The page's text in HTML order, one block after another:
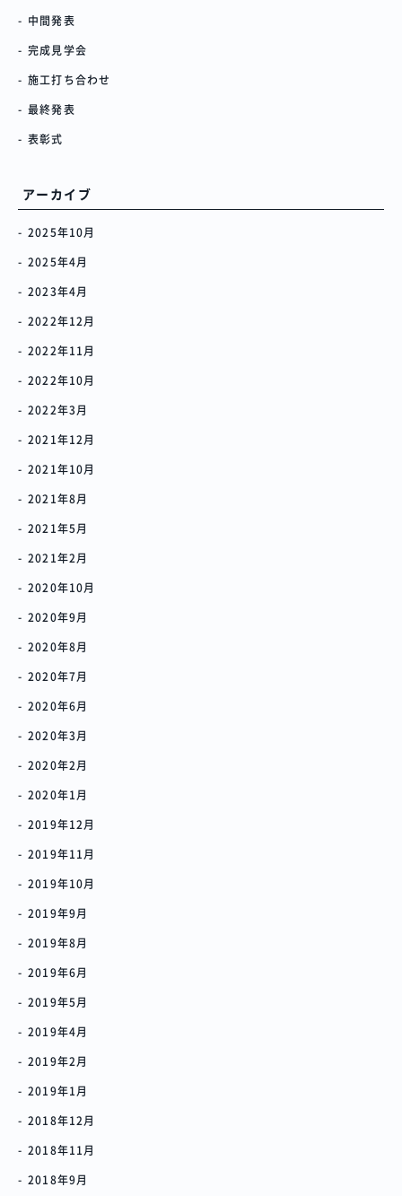
プロジェクト
概要
中間発表
完成見学会
施工打ち合わせ
最終発表
表彰式
アーカイブ
2025年10月
2025年4月
2023年4月
2022年12月
2022年11月
2022年10月
2022年3月
2021年12月
2021年10月
2021年8月
2021年5月
2021年2月
2020年10月
2020年9月
2020年8月
2020年7月
2020年6月
2020年3月
2020年2月
2020年1月
2019年12月
2019年11月
2019年10月
2019年9月
2019年8月
2019年6月
2019年5月
2019年4月
2019年2月
2019年1月
2018年12月
2018年11月
2018年9月